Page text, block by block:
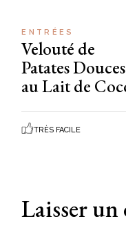
ENTRÉES
Velouté de
Patates Douces
au Lait de
TRÈS FACILE
Laisser